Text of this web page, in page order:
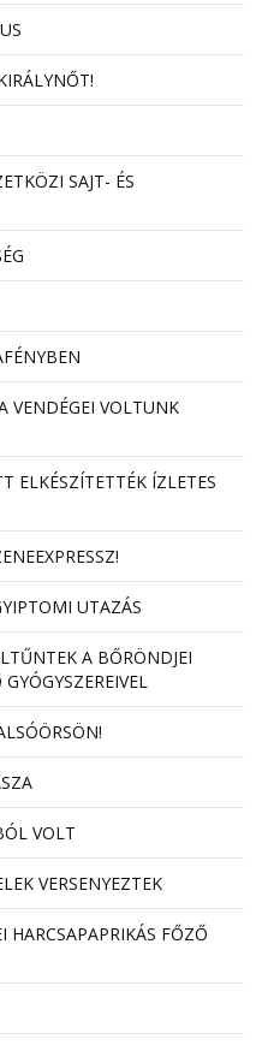
SAJT- ÉS
VENDÉGEI VOLTUNK
ELKÉSZÍTETTÉK ÍZLETES
UTAZÁS
A BŐRÖNDJEI
VOLT
VERSENYEZTEK
HARCSAPAPRIKÁS FŐZŐ